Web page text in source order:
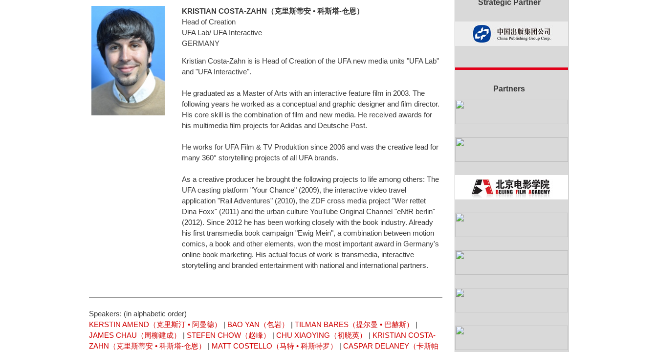
KRISTIAN COSTA-ZAHN（克里斯蒂安 • 科斯塔-仓恩）
Head of Creation
UFA Lab/ UFA Interactive
GERMANY
Kristian Costa-Zahn is is Head of Creation of the UFA new media units "UFA Lab"
and "UFA Interactive".
He graduated as a Master of Arts with an interactive feature film in 2003. The
following years he worked as a conceptual and graphic designer and film director.
His core skill is the combination of film and new media. He received awards for
his multimedia film projects for Adidas and Deutsche Post.
He works for UFA Film & TV Produktion since 2006 and was the creative lead for
many 360° storytelling projects of all UFA brands.
As a creative producer he brought the following projects to life among others: The
UFA casting platform "Your Chance" (2009), the interactive video travel
application "Rail Adventures" (2010), the ZDF cross media project "Wer rettet
Dina Foxx" (2011) and the urban culture YouTube Original Channel "eNtR berlin"
(2012). Since 2012 he has been working closely with the book industry. Already
his first transmedia book campaign "Ewig Mein", a combination between motion
comics, a book and other elements, won the most important award in Germany's
online book marketing. His actual focus of work is transmedia, interactive
storytelling and branded entertainment with national and international partners.
Speakers: (in alphabetic order)
KERSTIN AMEND（克里斯汀 • 阿曼德）
| BAO YAN（包岩） | TILMAN BARES（提尔曼 • 巴赫斯）
|
JAMES CHAU（周柳建成）
| STEFEN CHOW（赵峰） | CHU XIAOYING（初晓英） | KRISTIAN COSTA-
ZAHN（克里斯蒂安 • 科斯塔-仓恩）
| MATT COSTELLO（马特 • 科斯特罗） | CASPAR DELANEY（卡斯帕
Strategic Partner
Partners